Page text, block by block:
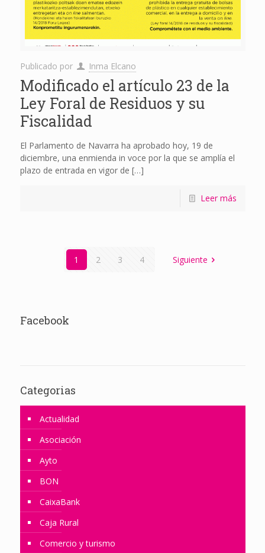
Publicado por Inma Elcano
Modificado el artículo 23 de la
Ley Foral de Residuos y su
Fiscalidad
El Parlamento de Navarra ha aprobado hoy, 19 de
diciembre, una enmienda in voce por la que se amplía el
plazo de entrada en vigor de […]
Leer más
1 2 3 4 Siguiente
Facebook
Categorias
Actualidad
Asociación
Ayto
BON
CaixaBank
Caja Rural
Comercio y turismo